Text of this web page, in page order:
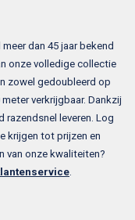
dan 45 jaar bekend
onze volledige collectie
zowel gedoubleerd op
verkrijgbaar. Dankzij
razendsnel leveren. Log
krijgen tot prijzen en
van onze kwaliteiten?
.